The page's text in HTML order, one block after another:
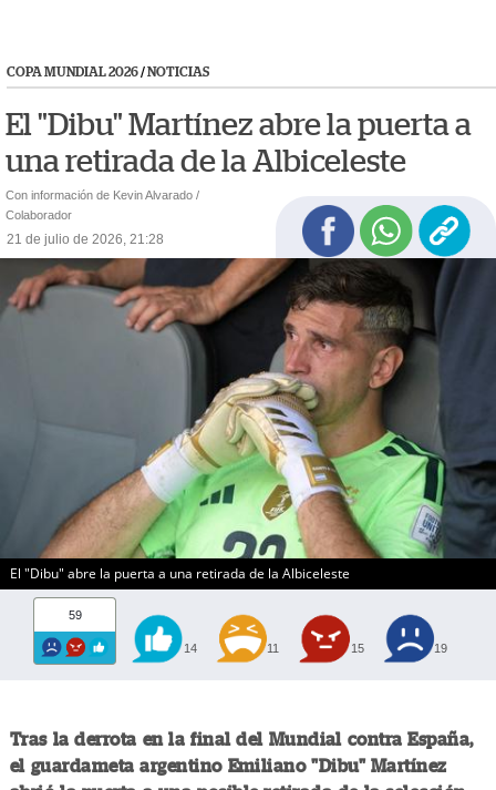
COPA MUNDIAL 2026/ NOTICIAS
El "Dibu" Martínez abre la puerta a
una retirada de la Albiceleste
Con información de Kevin Alvarado /
Colaborador
21 de julio de 2026, 21:28
El "Dibu" abre la puerta a una retirada de la Albiceleste
59
14 11 15 19
Tras la derrota en la final del Mundial contra España,
el guardameta argentino Emiliano "Dibu" Martínez